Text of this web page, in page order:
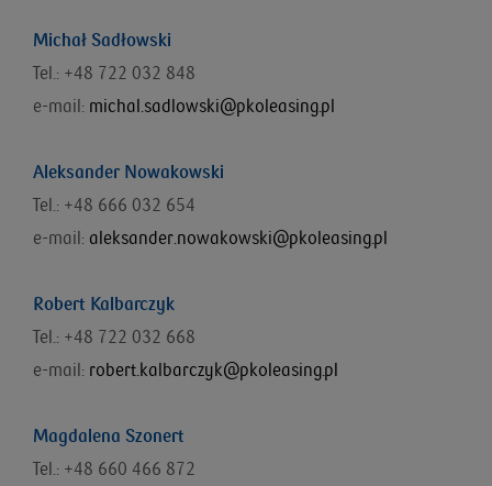
Michał Sadłowski
Tel.: +48 722 032 848
e-mail: michal.sadlowski@pkoleasing.pl
Aleksander Nowakowski
Tel.: +48 666 032 654
e-mail: aleksander.nowakowski@pkoleasing.pl
Robert Kalbarczyk
Tel.: +48 722 032 668
e-mail: robert.kalbarczyk@pkoleasing.pl
Magdalena Szonert
Tel.: +48 660 466 872